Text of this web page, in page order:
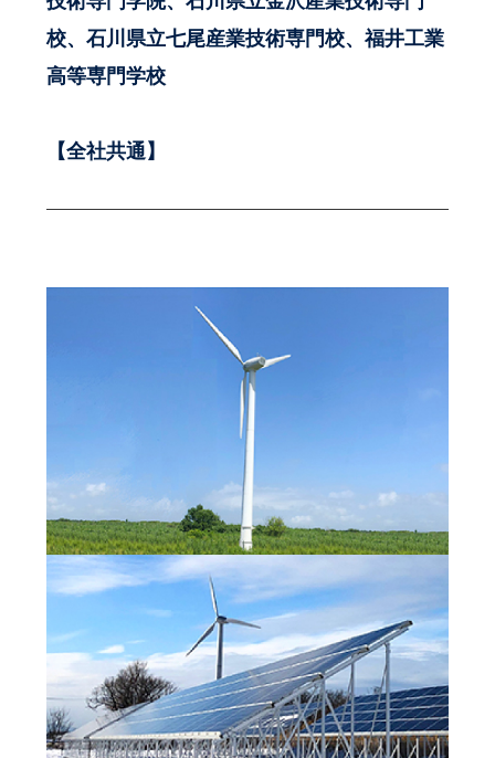
校、石川県立七尾産業技術専門校、福井工業
高等専門学校
【全社共通】